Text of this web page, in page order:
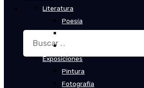
Buscar:
Literatura
Poesía
Novelas
Exposiciones
Pintura
Fotografía